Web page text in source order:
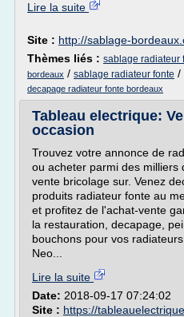
Lire la suite
Site : http://sablage-
Thèmes liés : sablage radiateur
bordeaux / sablage radiateur fonte /
decapage radiateur fonte bordeaux
Tableau electrique:
occasion
Trouvez votre annonce de
ou acheter parmi des milliers
vente bricolage sur. Venez
produits radiateur fonte au
et profitez de l'achat-vente
la restauration, decapage,
bouchons pour vos
Neo...
Lire la suite
Date: 2018-09-17 07:24:02
Site : https://